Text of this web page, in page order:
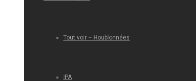
Tout voir – Houblonnées
IPA